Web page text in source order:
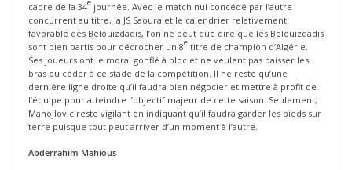
cadre de la 34e journée. Avec le match nul concédé par l’autre
concurrent au titre, la JS Saoura et le calendrier relativement
favorable des Belouizdadis, l’on ne peut que dire que les Belouizdadis
sont bien partis pour décrocher un 8e titre de champion d’Algérie.
Ses joueurs ont le moral gonflé à bloc et ne veulent pas baisser les
bras ou céder à ce stade de la compétition. Il ne reste qu’une
dernière ligne droite qu’il faudra bien négocier et mettre à profit de
l’équipe pour atteindre l’objectif majeur de cette saison. Seulement,
Manojlovic reste vigilant en indiquant qu’il faudra garder les pieds sur
terre puisque tout peut arriver d’un moment à l’autre.
Abderrahim Mahious